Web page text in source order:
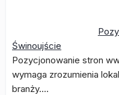
Świnoujście
Pozycjonowanie stron
wymaga zrozumienia
branży.…